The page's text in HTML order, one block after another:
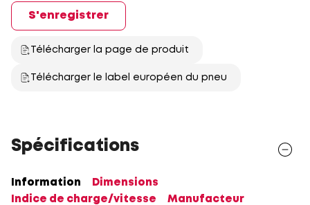
S'enregistrer
Télécharger la page de produit
Télécharger le label européen du pneu
Spécifications
Information
Dimensions
Indice de charge/vitesse
Manufacteur